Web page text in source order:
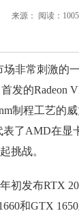
来源： 阅读：1005
场非常刺激的
发的Radeon
制程工艺的
了AMD在显
挑战。
初发布RTX
和GTX